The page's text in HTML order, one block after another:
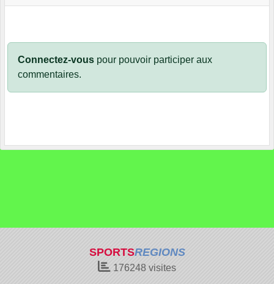
Connectez-vous pour pouvoir participer aux
commentaires.
SPORTSREGIONS
176248 visites